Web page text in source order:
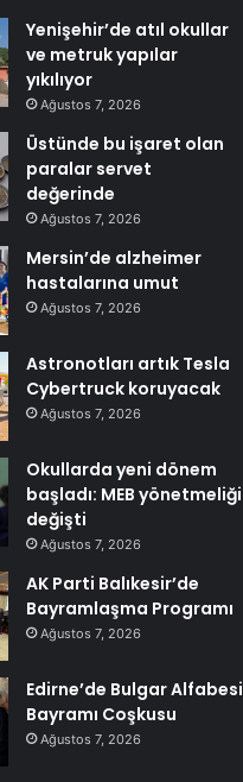
Yenişehir’de atıl okullar
ve metruk yapılar
yıkılıyor
Ağustos 7, 2026
Üstünde bu işaret olan
paralar servet
değerinde
Ağustos 7, 2026
Mersin’de alzheimer
hastalarına umut
Ağustos 7, 2026
Astronotları artık Tesla
Cybertruck koruyacak
Ağustos 7, 2026
Okullarda yeni dönem
başladı: MEB yönetmeliği
değişti
Ağustos 7, 2026
AK Parti Balıkesir’de
Bayramlaşma Programı
Ağustos 7, 2026
Edirne’de Bulgar Alfabesi
Bayramı Coşkusu
Ağustos 7, 2026